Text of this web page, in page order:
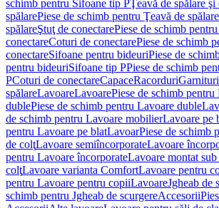
schimb pentru Sifoane tip PŢeavă de spălare şi
spălarePiese de schimb pentru Ţeavă de
spălareŞtuţ de conectarePiese de schimb
conectareCoturi de conectarePiese de schimb
conectareSifoane pentru bideuriPiese de
pentru bideuriSifoane tip PPiese de schimb
PCoturi de conectareCapaceRacorduri
spălareLavoareLavoarePiese de schimb pentru
dublePiese de schimb pentru Lavoare duble
de schimb pentru Lavoare mobilierLavoare pe
pentru Lavoare pe blatLavoarPiese de schimb
de colţLavoare semiîncorporateLavoare
pentru Lavoare încorporateLavoare montat
colţLavoare varianta ComfortLavoare pentru
pentru Lavoare pentru copiiLavoareJgheab de
schimb pentru Jgheab de scurgereAccesorii